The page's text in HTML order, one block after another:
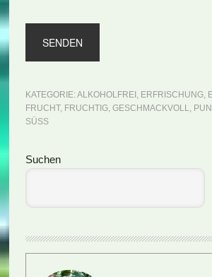
KATEGORIE: ALKOHOLFREI , ERFRISCHUNG,
FRUCHT, FRUCHTIG, GESCHMACKVOLL,
SÜSS
Seitenspalte
Suchen